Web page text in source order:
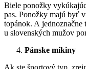
Biele ponožky
pas. Ponožky majú byť
topánok. A
u slovenských mužov
Pánske mikiny
Ak ste športový typ,